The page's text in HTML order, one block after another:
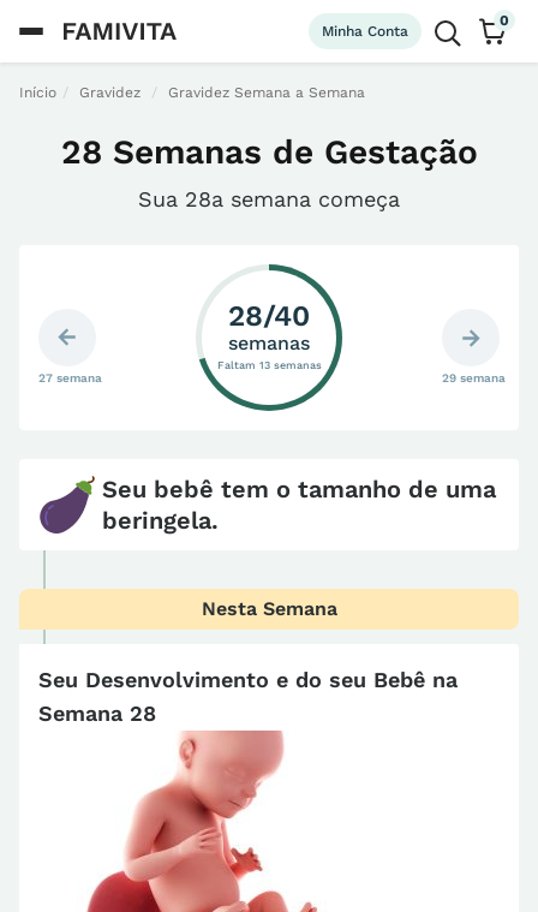
Minha Conta
0
Início Gravidez Gravidez Semana a Semana
28 Semanas de Gestação
Sua 28a semana começa
27 semana 29 semana
28/40
semanas
Faltam 13 semanas
Seu bebê tem o tamanho de uma
beringela.
Nesta Semana
Seu Desenvolvimento e do seu Bebê na
Semana 28